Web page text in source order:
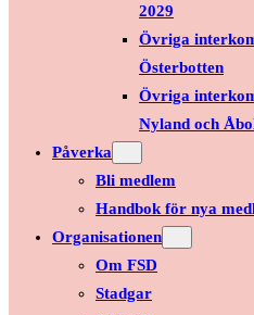
2029
Övriga
Österbotten
Övriga
Nyland och
Påverka
Bli medlem
Handbok för nya
Organisationen
Om FSD
Stadgar